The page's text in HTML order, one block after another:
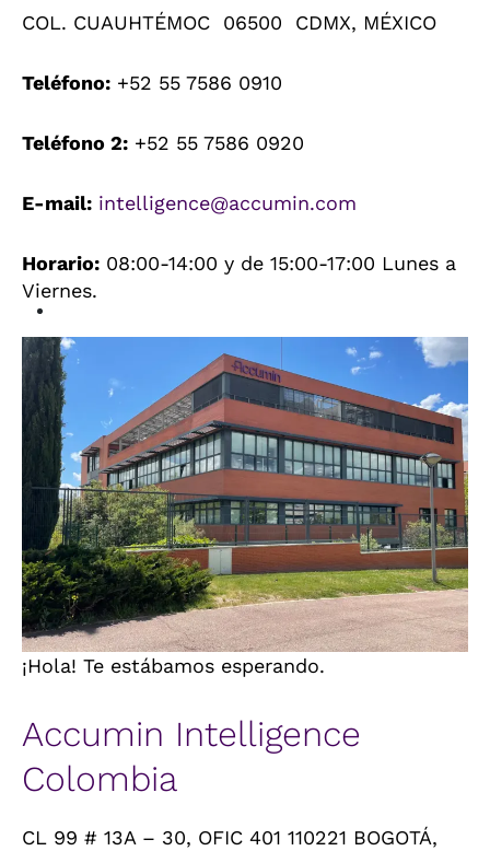
COL. CUAUHTÉMOC 06500 CDMX, MÉXICO
Teléfono: +52 55 7586 0910
Teléfono 2: +52 55 7586 0920
E-mail: intelligence@accumin.com
Horario: 08:00-14:00 y de 15:00-17:00 Lunes a
Viernes.
¡Hola! Te estábamos esperando.
Accumin Intelligence
Colombia
CL 99 # 13A – 30, OFIC 401 110221 BOGOTÁ,